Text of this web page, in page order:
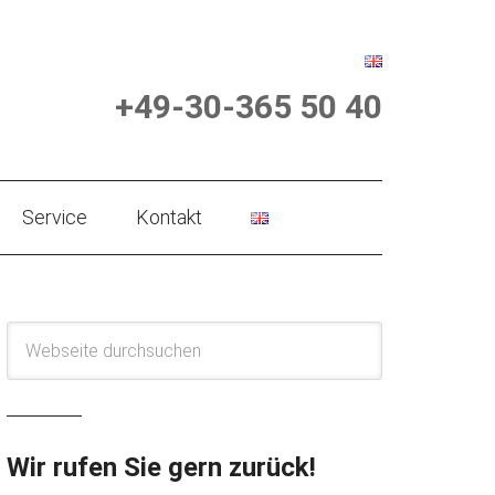
+49-30-365 50 40
Service Kontakt
Wir rufen Sie gern zurück!